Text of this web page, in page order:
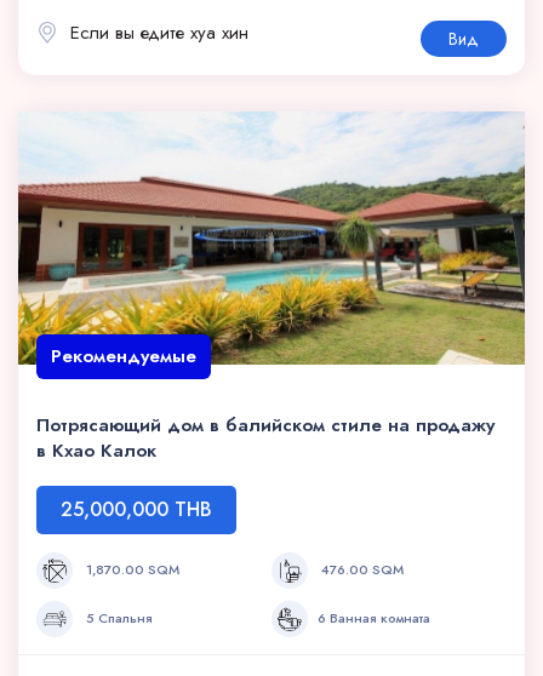
Если вы едите хуа хин Вид
Рекомендуемые
Потрясающий дом в балийском стиле на продажу
в Кхао Калок
25,000,000 THB
1,870.00 SQM 476.00 SQM
5 Спальня 6 Ванная комната